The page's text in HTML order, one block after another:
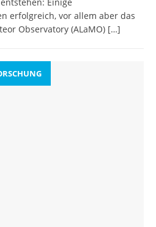
erfolgreich, vor allem aber das
Observatory (ALaMO) […]